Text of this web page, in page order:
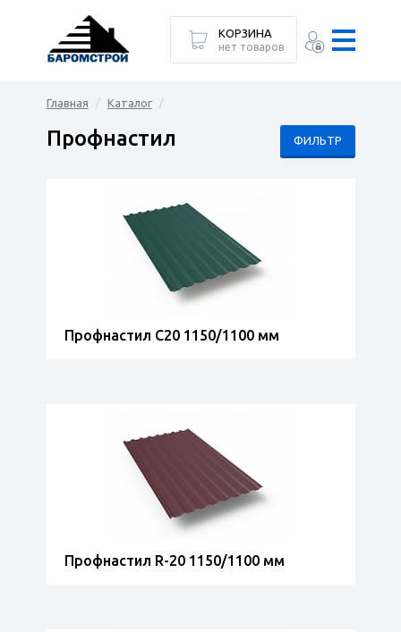
Главная Каталог
ФИЛЬТР
Профнастил
Профнастил C20 1150/1100 мм
Профнастил R-20 1150/1100 мм
КОРЗИНА
нет товаров